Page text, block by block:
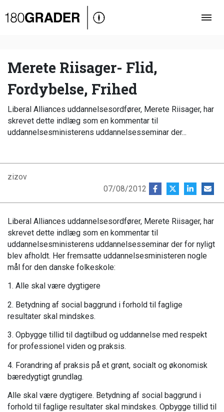
Oversigt
Debat
Video
Podcast
Merete Riisager- Flid,
Fordybelse, Frihed
Liberal Alliances uddannelsesordfører, Merete Riisager, har
skrevet dette indlæg som en kommentar til
uddannelsesministerens uddannelsesseminar der...
zizov
07/08/2012
Liberal Alliances uddannelsesordfører, Merete Riisager, har
skrevet dette indlæg som en kommentar til
uddannelsesministerens uddannelsesseminar der for nyligt
blev afholdt. Her fremsatte uddannelsesministeren nogle
mål for den danske folkeskole:
1. Alle skal være dygtigere
2. Betydning af social baggrund i forhold til faglige
resultater skal mindskes.
3. Opbygge tillid til dagtilbud og uddannelse med respekt
for professionel viden og praksis.
4. Forandring af praksis på et grønt, socialt og økonomisk
bæredygtigt grundlag.
Alle skal være dygtigere. Betydning af social baggrund i
forhold til faglige resultater skal mindskes. Opbygge tillid til